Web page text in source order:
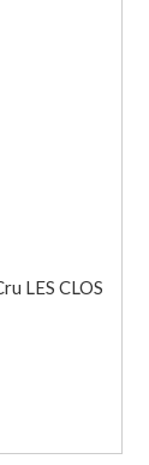
LES CLOS